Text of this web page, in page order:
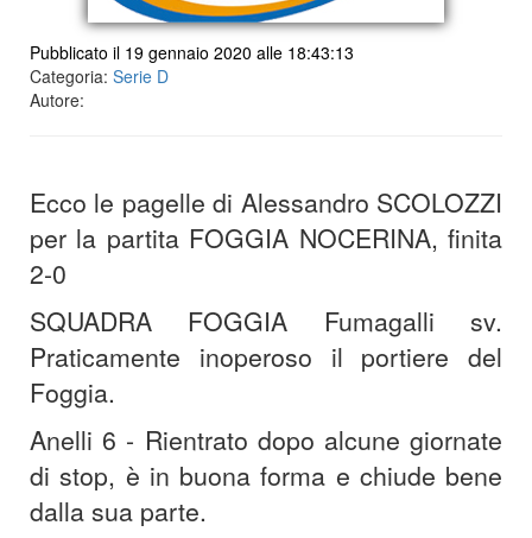
Pubblicato il 19 gennaio 2020 alle 18:43:13
Categoria: Serie D
Autore:
Ecco le pagelle di Alessandro SCOLOZZI
per la partita FOGGIA NOCERINA, finita
2-0
SQUADRA FOGGIA Fumagalli sv.
Praticamente inoperoso il portiere del
Foggia.
Anelli 6 - Rientrato dopo alcune giornate
di stop, è in buona forma e chiude bene
dalla sua parte.